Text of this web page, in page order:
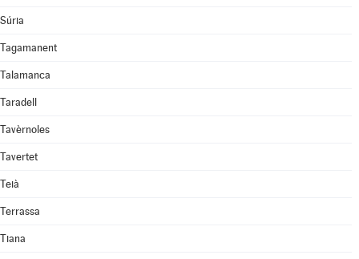
Súria
Tagamanent
Talamanca
Taradell
Tavèrnoles
Tavertet
Teià
Terrassa
Tiana